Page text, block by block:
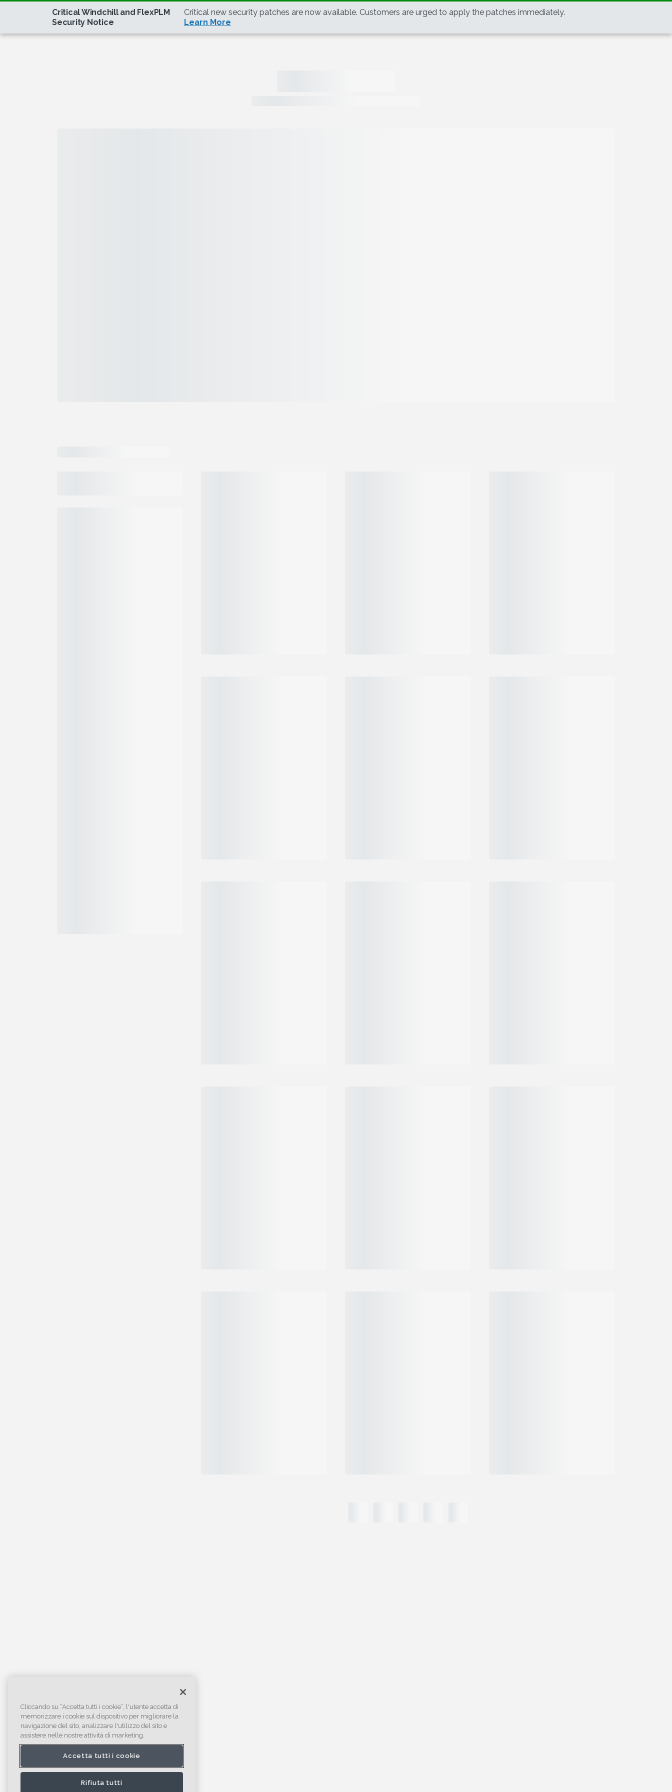
Cliccando su “Accetta tutti i cookie”, l'utente accetta di
memorizzare i cookie sul dispositivo per migliorare la
navigazione del sito, analizzare l'utilizzo del sito e
assistere nelle nostre attività di marketing.
Accetta tutti i cookie
Rifiuta tutti